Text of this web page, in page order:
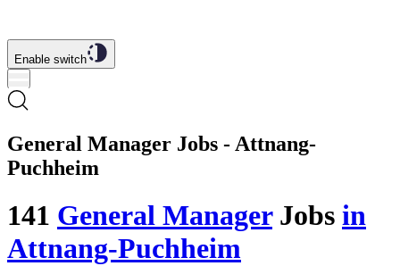
Enable switch
General Manager Jobs - Attnang-
Puchheim
141 General ManagerJobs in
Attnang-Puchheim